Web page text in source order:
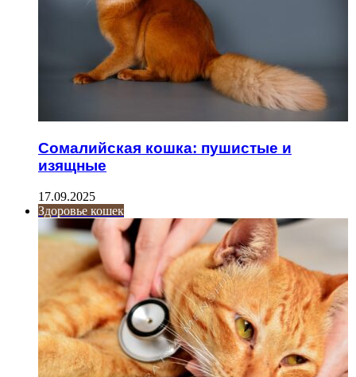
Сомалийская кошка: пушистые и
изящные
17.09.2025
Здоровье кошек